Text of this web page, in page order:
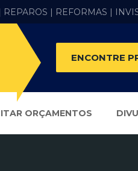
REPAROS | REFORMAS |
ENCONTRE
ORÇAMENTOS